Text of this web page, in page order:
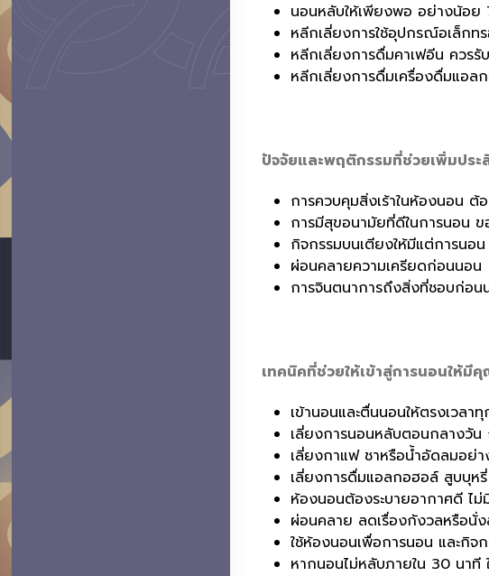
นอนหลับให้เพียงพอ อย่างน้อย
หลีกเลี่ยงการใช้อุปกรณ์อเล็กท
หลีกเลี่ยงการดื่มคาเฟอีน ควรรั
หลีกเลี่ยงการดื่มเครื่องดื่มแอล
ปัจจัยและพฤติกรรมที่ช่วยเพิ่มปร
การควบคุมสิ่งเร้าในห้องนอน ต้
การมีสุขอนามัยที่ดีในการนอน
กิจกรรมบนเตียงให้มีแต่การนอน
ผ่อนคลายความเครียดก่อนนอน
การจินตนาการถึงสิ่งที่ชอบก่อน
เทคนิคที่ช่วยให้เข้าสู่การนอนให้
เข้านอนและตื่นนอนให้ตรงเวลา
เลี่ยงการนอนหลับตอนกลางวัน
เลี่ยงกาแฟ ชาหรือน้ำอัดลมอย่
เลี่ยงการดื่มแอลกอฮอล์ สูบบุห
ห้องนอนต้องระบายอากาศดี ไ
ผ่อนคลาย ลดเรื่องกังวลหรือนั่
ใช้ห้องนอนเพื่อการนอน และกิจ
หากนอนไม่หลับภายใน 30 นาที